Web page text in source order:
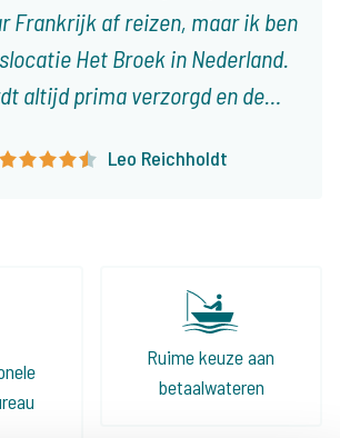
Frankrijk af reizen, maar ik ben
Het Broek in Nederland.
altijd prima verzorgd en de
Er staan al weer verschillende
Leo Reichholdt
Ruime keuze aan
betaalwateren